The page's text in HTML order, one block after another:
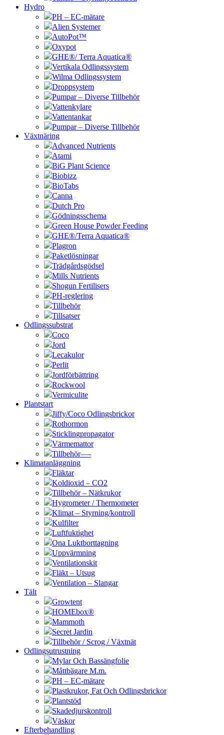
Hydro
PH – EC-mätare
Alien Systemer
AutoPot™
Oxypot
GHE®/ Terra Aquatica®
Vertikala Odlingssystem
Wilma Odlingssystem
Droppsystem
Pumpar – Diverse Tillbehör
Vattenkylare
Vattentankar
Pumpar – Diverse Tillbehör
Växtnäring
Advanced Nutrients
Atami
BiG Plant Science
Biobizz
BioTabs
Canna
Dutch Pro
Gödningsschema
Green House Powder Feeding
GHE®/Terra Aquatica®
Plagron
Paketlösningar
Trädgårdsgödsel
Mills Nutrients
Shogun Fertilisers
PH-reglering
Tillbehör
Tillsatser
Odlingssubstrat
Coco
Jord
Lecakulor
Perlit
Jordförbättring
Rockwool
Vermiculite
Plantstart
Jiffy/Coco Odlingsbrickor
Rothormon
Sticklingpropagator
Värmemattor
Tillbehör—-
Klimatanläggning
Fläktar
Koldioxid – CO2
Tillbehör – Nätkrukor
Hygrometer / Thermometer
Klimat – Styrning/kontroll
Kulfilter
Luftfuktighet
Ona Luktborttagning
Uppvärmning
Ventilationskit
Fläkt – Utsug
Ventilation – Slangar
Tält
Growtent
HOMEbox®
Mammoth
Secret Jardin
Tillbehör / Scrog / Växtnät
Odlingsutrustning
Mylar Och Bassängfolie
Måttbägare M.m.
PH – EC-mätare
Plastkrukor, Fat Och Odlingsbrickor
Plantstöd
Skadedjurskontroll
Väskor
Efterbehandling